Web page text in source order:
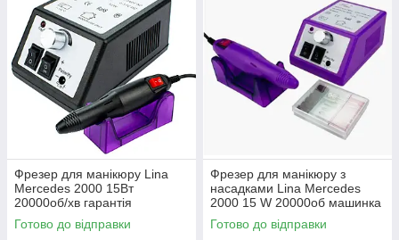
Фрезер для манікюру Lina
Mercedes 2000 15Вт
20000об/хв гарантія
потужний професійний
манікюрний фрезер Ліна
Готово до відправки
Фрезер для манікюру з
насадками Lina Mercedes
2000 15 W 20000об машинка
для нігтів шліфування лаку
makeup фрейзер
Готово до відправки